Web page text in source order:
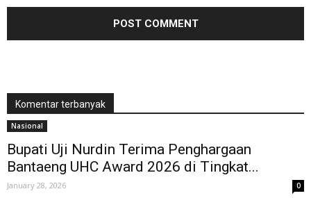
Komentar terbanyak
Nasional
Bupati Uji Nurdin Terima Penghargaan
Bantaeng UHC Award 2026 di Tingkat...
January 28, 2026 0